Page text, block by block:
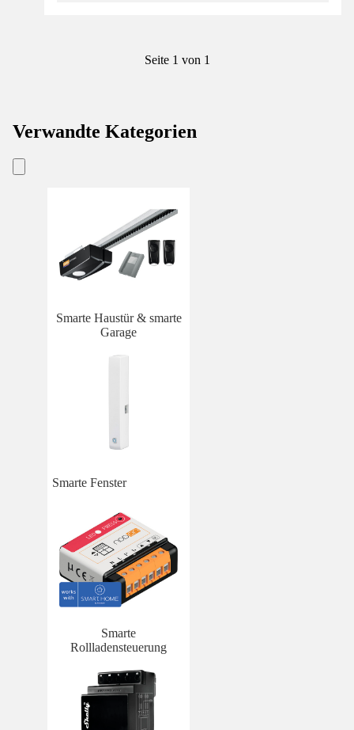
Seite 1 von 1
Verwandte Kategorien
Smarte Haustür & smarte
Garage
Smarte Fenster
Smarte
Rollladensteuerung